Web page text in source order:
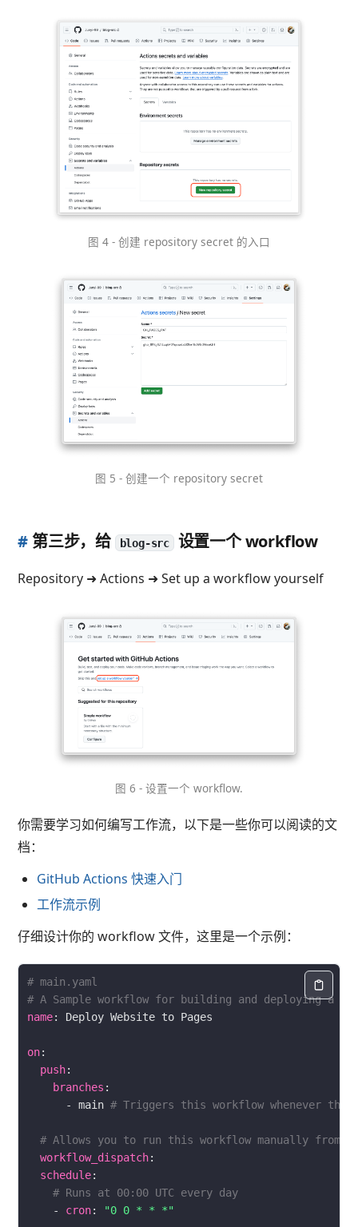
图 4 - 创建 repository secret 的入口
图 5 - 创建一个 repository secret
#第三步，给 blog-src 设置一个 workflow
Repository ➜ Actions ➜ Set up a workflow yourself
图 6 - 设置一个 workflow.
你需要学习如何编写工作流，以下是一些你可以阅读的文
档：
GitHub Actions 快速入门
工作流示例
仔细设计你的 workflow 文件，这里是一个示例：
# main.yaml
# A Sample workflow for building and deploying a
name
on
push
branches
      - main
# Triggers this workflow whenever
# Allows you to run this workflow manually from
workflow_dispatch
schedule
# Runs at 00:00 UTC every day
    -
cron: "0 0 * * *"